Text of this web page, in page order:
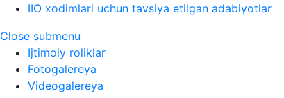
IIO xodimlari uchun tavsiya etilgan adabiyotlar
Close submenu
Ijtimoiy roliklar
Fotogalereya
Videogalereya